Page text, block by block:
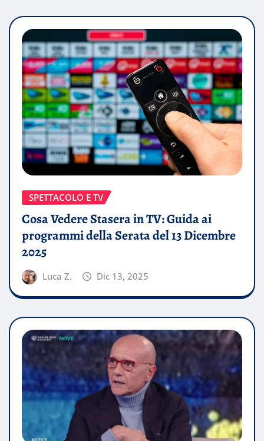
SPETTACOLO E TV
Cosa Vedere Stasera in TV: Guida ai
programmi della Serata del 13 Dicembre
2025
Luca Z. Dic 13, 2025